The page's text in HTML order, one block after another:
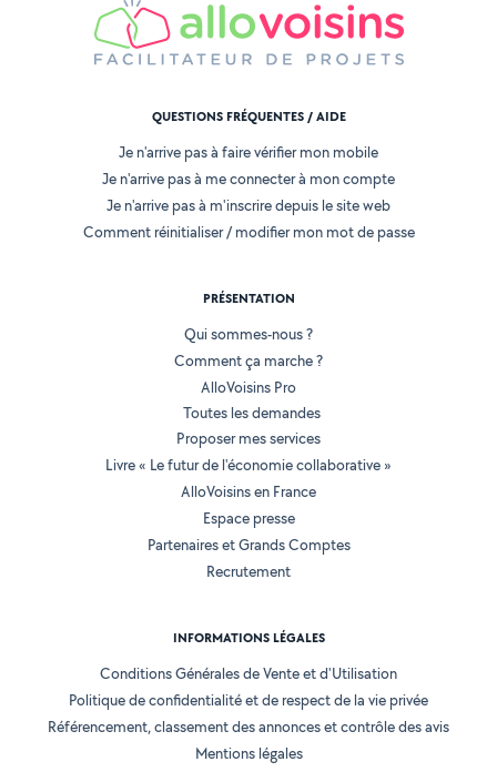
QUESTIONS FRÉQUENTES / AIDE
Je n'arrive pas à faire vérifier mon mobile
Je n'arrive pas à me connecter à mon compte
Je n'arrive pas à m'inscrire depuis le site web
Comment réinitialiser / modifier mon mot de passe
PRÉSENTATION
Qui sommes-nous ?
Comment ça marche ?
AlloVoisins Pro
Toutes les demandes
Proposer mes services
Livre « Le futur de l'économie collaborative »
AlloVoisins en France
Espace presse
Partenaires et Grands Comptes
Recrutement
INFORMATIONS LÉGALES
Conditions Générales de Vente et d'Utilisation
Politique de confidentialité et de respect de la vie privée
Référencement, classement des annonces et contrôle des avis
Mentions légales